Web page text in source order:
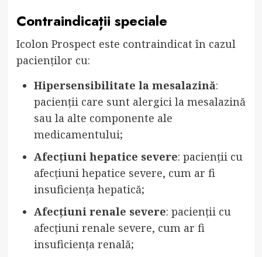
Contraindicații speciale
Icolon Prospect este contraindicat în cazul
pacienților cu:
Hipersensibilitate la mesalazină:
pacienții care sunt alergici la mesalazină
sau la alte componente ale
medicamentului;
Afecțiuni hepatice severe: pacienții cu
afecțiuni hepatice severe, cum ar fi
insuficiența hepatică;
Afecțiuni renale severe: pacienții cu
afecțiuni renale severe, cum ar fi
insuficiența renală;